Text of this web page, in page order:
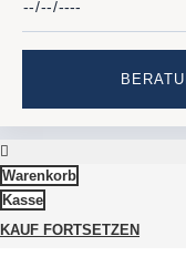
Warenkorb
Kasse
KAUF FORTSETZEN